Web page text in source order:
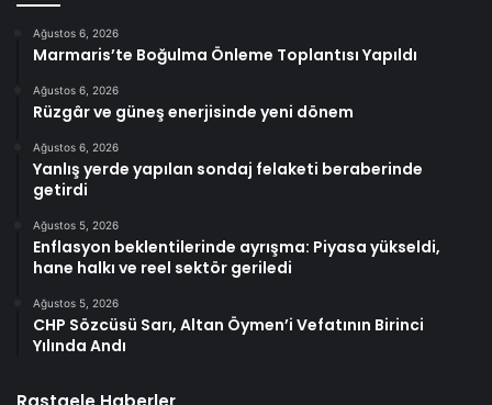
Ağustos 6, 2026
Marmaris’te Boğulma Önleme Toplantısı Yapıldı
Ağustos 6, 2026
Rüzgâr ve güneş enerjisinde yeni dönem
Ağustos 6, 2026
Yanlış yerde yapılan sondaj felaketi beraberinde
getirdi
Ağustos 5, 2026
Enflasyon beklentilerinde ayrışma: Piyasa yükseldi,
hane halkı ve reel sektör geriledi
Ağustos 5, 2026
CHP Sözcüsü Sarı, Altan Öymen’i Vefatının Birinci
Yılında Andı